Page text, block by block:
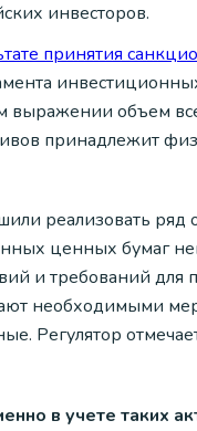
инвесторов.
принятия
выражении объем
принадлежит
реализовать ряд
ценных бумаг
и требований для
необходимыми
Регулятор
в учете таких